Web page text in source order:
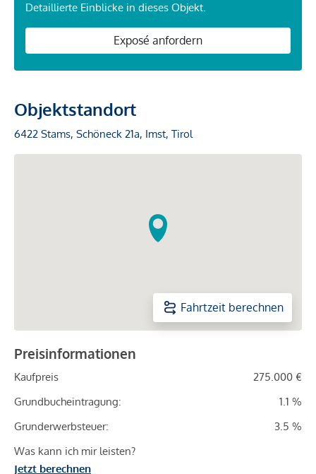
Detaillierte Einblicke in dieses Objekt.
Exposé anfordern
Objektstandort
6422 Stams, Schöneck 21a, Imst, Tirol
Fahrtzeit berechnen
Preisinformationen
Kaufpreis
275.000 €
Grundbucheintragung:
1.1 %
Grunderwerbsteuer:
3.5 %
Was kann ich mir leisten?
Jetzt berechnen